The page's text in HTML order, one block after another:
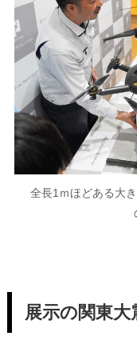
全長1ｍほどある大
展示の関東